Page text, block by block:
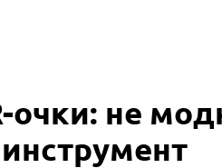
не
инструмент